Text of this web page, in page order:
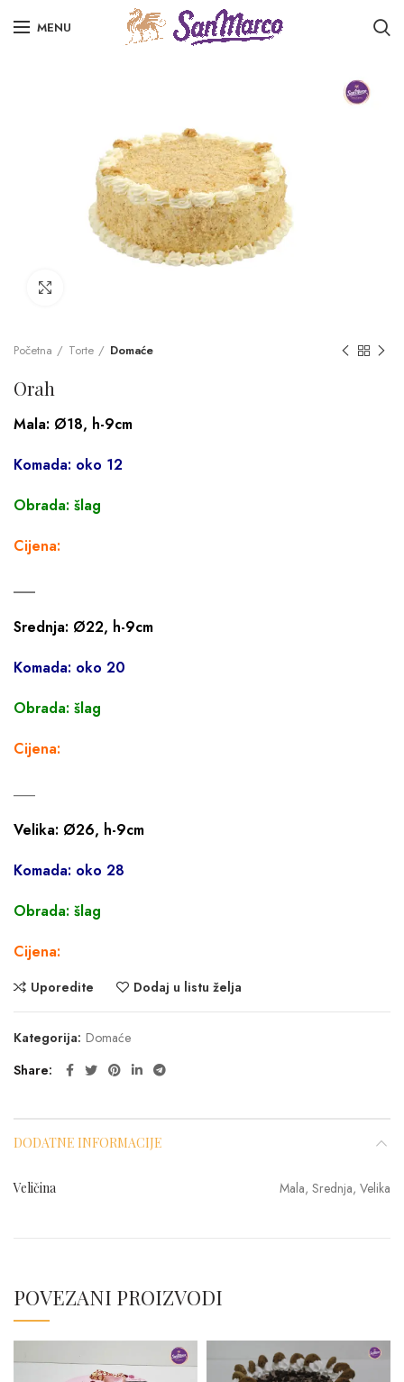
MENU
Početna Torte Domaće
Orah
Mala: Ø18, h-9cm
Komada: oko 12
Obrada: šlag
Cijena:
___
Srednja: Ø22, h-9cm
Komada: oko 20
Obrada: šlag
Cijena:
Velika: Ø26, h-9cm
Komada: oko 28
Obrada: šlag
Cijena:
Uporedite Dodaj u listu želja
Kategorija: Domaće
Share
DODATNE INFORMACIJE
Veličina Mala, Srednja, Velika
POVEZANI PROIZVODI